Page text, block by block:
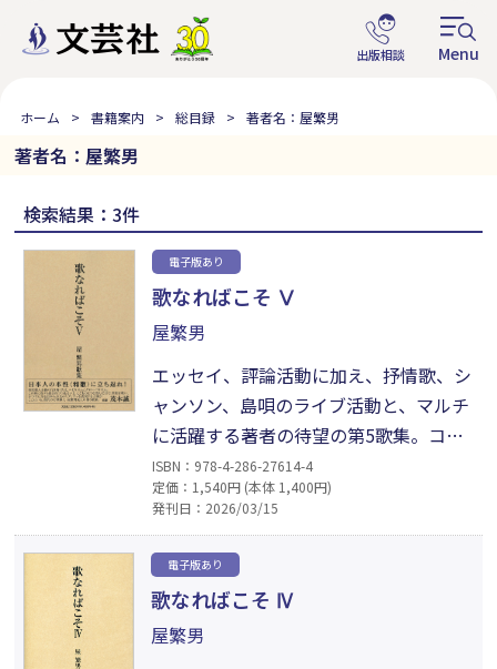
ホーム 書籍案内 総目録 著者名：屋繁男
著者名：屋繁男
検索結果：3件
電子版あり
歌なればこそ Ⅴ
屋繁男
エッセイ、評論活動に加え、抒情歌、シ
ャンソン、島唄のライブ活動と、マルチ
に活躍する著者の待望の第5歌集。コロ
ナ禍で詠んだ短歌のほか、人生経験・文
明論・スポーツ観・宗教観を通して、
「日本文明とは何か」を探る思想的エッ
セイなども収録。そのエッセイの中心に
ある主題は一貫して、「自己より他者・
自然を優先する日本的精神」と「身体・
勇気・共同性の文化的意味」である。
ISBN：978-4-286-27614-4
定価：1,540円 (本体 1,400円)
発刊日：2026/03/15
電子版あり
歌なればこそ Ⅳ
屋繁男